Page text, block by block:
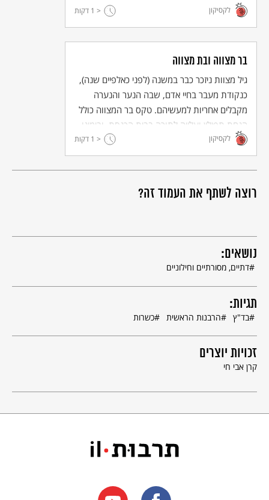
רוצה לשתף את העמוד זה?
לקסיקון < 1 דקות
בר מצווה ובת מצווה
גיל מצוות ניזכר כבר במשנה (לפני כאלפיים שנה),
כנקודת מעבר בחיי אדם, שבה הנער והנערה
מקבלים אחריות למעשיהם. טקס בר המצווה כולל
הנחת תפילין ועלייה לתורה בבית הכנסת, ובימינו
יש קהילות רבות (כולל אורתודוקסיות) שבהן גם
נערות עולות לתורה.
לקסיקון < 1 דקות
נושאים:
דתיים, מסורתיים וחילוניים
תגיות:
בד"ץ הרבנות הראשית כשרות
זכויות יוצרים
קרן אבי חי